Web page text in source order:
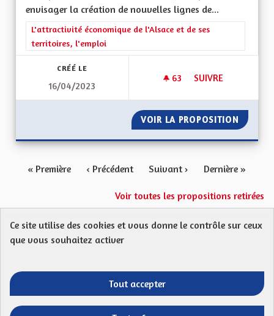
envisager la création de nouvelles lignes de...
Filtrer les résultats de la catégorie : L'attractivité
L'attractivité économique de l'Alsace et de ses
territoires, l'emploi
CRÉÉ LE
16/04/2023
63 63 ABONNÉS
SUIVRE
VOIR LA PROPOSITION
« Première ‹ Précédent Suivant › Dernière »
Voir toutes les propositions retirées
Protection des Données
Télécharger les fichiers Open Data
Entre vos mains - Collectivité
Entre vos mains - Collectivité
Entre vos mains - Collectivité
Entre vos mains -
Ce site utilise des cookies et vous donne le contrôle sur ceux
que vous souhaitez activer
Tout accepter